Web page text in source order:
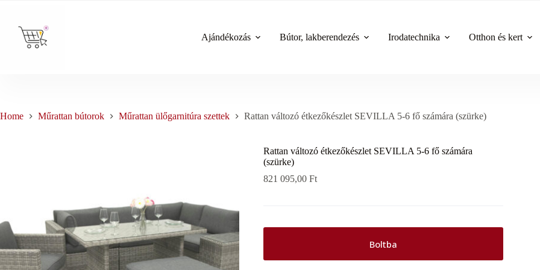
content
Ajándékozás
Bútor, lakberendezés Irodatechnika Otthon és kert
Home Műrattan bútorok Műrattan ülőgarnitúra szettek Rattan változó étkezőkészlet SEVILLA 5-6 fő számára (szürke)
Rattan változó étkezőkészlet SEVILLA 5-6 fő számára
(szürke)
821 095,00Ft
Boltba